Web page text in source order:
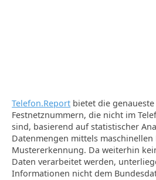
Telefon.Report bietet die
Festnetznummern, die nicht im
sind, basierend auf statistischer
Datenmengen mittels maschinellen
Mustererkennung. Da weiterhin
Daten verarbeitet werden,
Informationen nicht dem